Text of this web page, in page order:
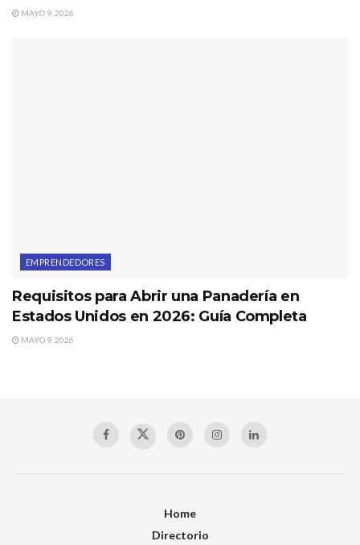
MAYO 9, 2026
EMPRENDEDORES
Requisitos para Abrir una Panadería en
Estados Unidos en 2026: Guía Completa
MAYO 9, 2026
Home
Directorio